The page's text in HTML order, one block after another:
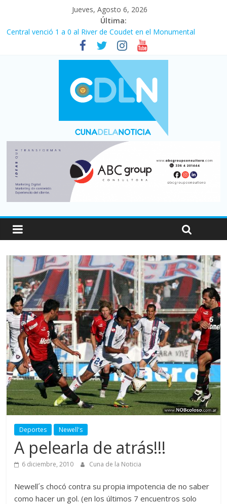
Jueves, Agosto 6, 2026
Última:
Central venció 1 a 0 al River de Coudet en el Monumental
La morosidad alcanzó su nivel más alto en dos décadas y ya
afecta a 400 mil deudores en Santa Fe
Desde que asumió Milei cerraron 41.000 kioscos: el sector
denuncia crisis como en 2001
Vacaciones de invierno con más movimiento y consumo
turístico: 4,6 millones de personas viajaron por el país, un 5,9%
Fuerte caída de la venta de autos usados en julio: bajó un 12,6%
Deportes Newell's
A pelearla de atrás!!!
6 diciembre, 2010 Cuna de la Noticia
Newell´s chocó contra su propia impotencia de no saber
como hacer un gol. (en los últimos 7 encuentros solo